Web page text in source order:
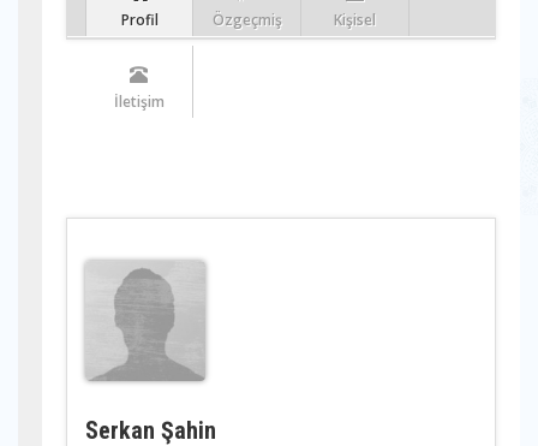
Profil Özgeçmiş Kişisel
İletişim
Serkan Şahin